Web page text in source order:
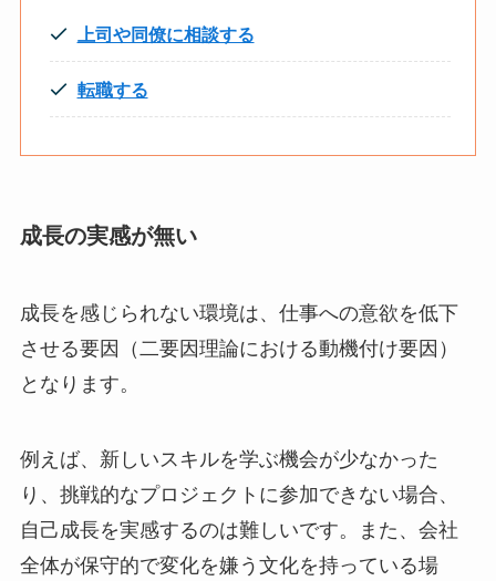
上司や同僚に相談する
転職する
成長の実感が無い
成長を感じられない環境は、仕事への意欲を低下
させる要因（二要因理論における動機付け要因）
となります。
例えば、新しいスキルを学ぶ機会が少なかった
り、挑戦的なプロジェクトに参加できない場合、
自己成長を実感するのは難しいです。また、会社
全体が保守的で変化を嫌う文化を持っている場